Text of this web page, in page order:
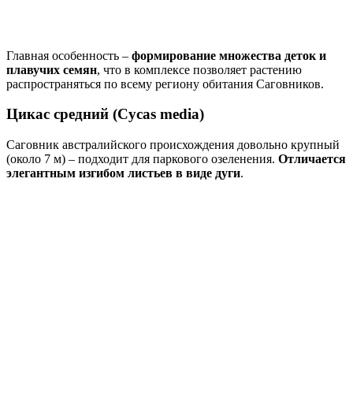
Главная особенность – формирование множества деток и
плавучих семян, что в комплексе позволяет растению
распространяться по всему региону обитания Саговников.
Цикас средний (Cycas media)
Саговник австралийского происхождения довольно крупный
(около 7 м) – подходит для паркового озеленения. Отличается
элегантным изгибом листьев в виде дуги.